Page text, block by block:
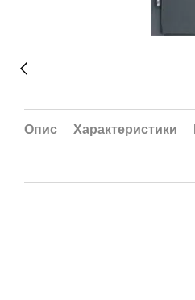
Опис Характеристики